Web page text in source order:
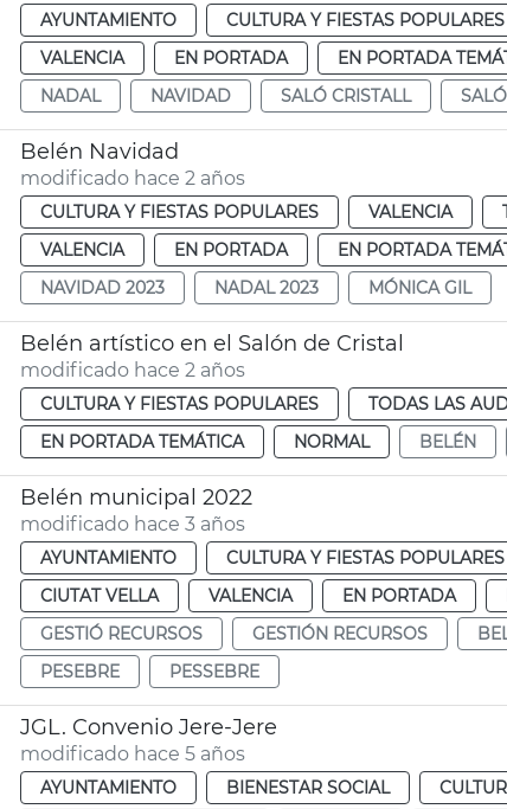
AYUNTAMIENTO CULTURA Y FIESTAS POPULARES
VALENCIA
EN PORTADA EN PORTADA
NADAL
NAVIDAD SALÓ CRISTALL
Belén Navidad
modificado hace 2 años
CULTURA Y FIESTAS POPULARES VALENCIA
VALENCIA
EN PORTADA EN PORTADA
NAVIDAD 2023
NADAL 2023 MÓNICA GIL
Belén artístico en el Salón de Cristal
modificado hace 2 años
CULTURA Y FIESTAS POPULARES TODAS LAS
EN PORTADA TEMÁTICA
NORMAL BELÉN
Belén municipal 2022
modificado hace 3 años
AYUNTAMIENTO CULTURA Y FIESTAS POPULARES
CIUTAT VELLA
VALENCIA EN PORTADA
GESTIÓ RECURSOS
GESTIÓN RECURSOS
PESEBRE
PESSEBRE
JGL. Convenio Jere-Jere
modificado hace 5 años
AYUNTAMIENTO BIENESTAR SOCIAL